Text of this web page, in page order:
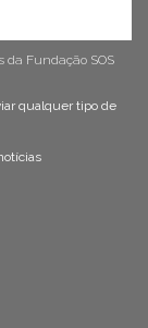
Fundação SOS
qualquer tipo de